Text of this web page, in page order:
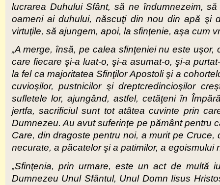
lucrarea Duhului Sfânt, să ne îndumnezeim,
oameni ai duhului, născuţi din nou din apă şi
virtuţile, să ajungem, apoi, la sfinţenie, aşa cum
„A merge, însă, pe calea sfinţeniei nu este
care fiecare şi-a luat-o, şi-a asumat-o, şi-a
la fel ca majoritatea Sfinţilor Apostoli şi a
cuvioşilor, pustnicilor şi dreptcredincioşilor
sufletele lor, ajungând, astfel, cetăţeni în
jertfa, sacrificiul sunt tot atâtea cuvinte prin
Dumnezeu. Au avut suferinţe pe pământ pentru
Care, din dragoste pentru noi, a murit pe
necurate, a păcatelor şi a patimilor, a egoismului
„Sfinţenia, prin urmare, este un act de multă
Dumnezeu Unul Sfântul, Unul Domn Iisus